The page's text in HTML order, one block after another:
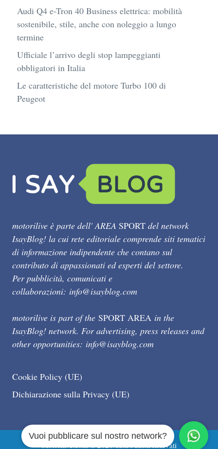
Audi Q4 e-Tron 40 Business elettrica: mobilità
sostenibile, stile, anche con noleggio a lungo
termine
Ufficiale l’arrivo degli stop lampeggianti
obbligatori in Italia
Le caratteristiche del motore Turbo 100 di
Peugeot
motorilive è parte dell' AREA SPORT del network
IsayBlog! la cui rete editoriale comprende siti tematici
di informazione indipendente che contano sul
contributo di appassionati ed esperti del settore.
Per pubblicità, comunicati e
collaborazioni: info@isayblog.com
motorilive is part of the SPORT AREA in the
IsayBlog! network. For advertising, press releases and
other opportunities: info@isayblog.com
Cookie Policy (UE)
Dichiarazione sulla Privacy (UE)
Motorilive.com © 2026 Tutti i diritti riservati
Vuoi pubblicare sul nostro network?